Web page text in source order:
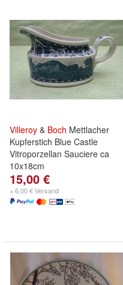
Villeroy & Boch Mettlacher
Kupferstich Blue Castle
Vitroporzellan Sauciere ca
10x18cm
15,00 €
+ 6,00 € Versand